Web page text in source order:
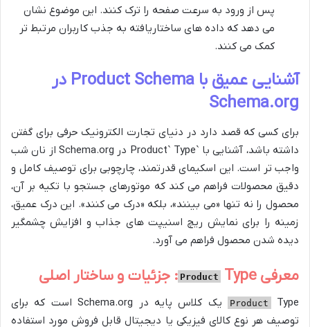
پس از ورود به سرعت صفحه را ترک کنند. این موضوع نشان
می دهد که داده های ساختاریافته به جذب کاربران مرتبط تر
کمک می کنند.
آشنایی عمیق با Product Schema در
Schema.org
برای کسی که قصد دارد در دنیای تجارت الکترونیک حرفی برای گفتن
داشته باشد، آشنایی با `Product` Type در Schema.org از نان شب
واجب تر است. این اسکیمای قدرتمند، چارچوبی برای توصیف کامل و
دقیق محصولات فراهم می کند که موتورهای جستجو با تکیه بر آن،
محصول را نه تنها «می بینند»، بلکه «درک می کنند». این درک عمیق،
زمینه را برای نمایش ریچ اسنیپت های جذاب و افزایش چشمگیر
دیده شدن محصول فراهم می آورد.
معرفی Product Type: جزئیات و ساختار اصلی
Product
Type یک کلاس پایه در Schema.org است که برای
توصیف هر نوع کالای فیزیکی یا دیجیتال قابل فروش مورد استفاده